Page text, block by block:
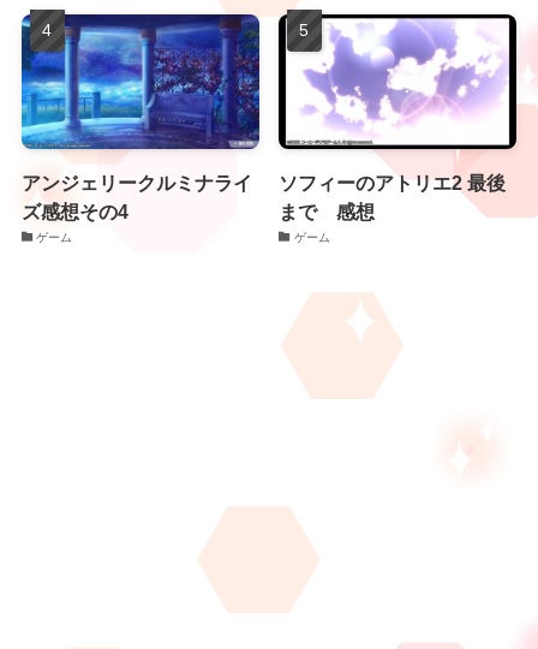
アンジェリークルミナライ
ズ感想その4
ゲーム
ソフィーのアトリエ2 最後
まで 感想
ゲーム